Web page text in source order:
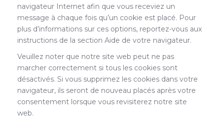
navigateur Internet afin que vous receviez un
message à chaque fois qu’un cookie est placé. Pour
plus d’informations sur ces options, reportez-vous aux
instructions de la section Aide de votre navigateur.
Veuillez noter que notre site web peut ne pas
marcher correctement si tous les cookies sont
désactivés. Si vous supprimez les cookies dans votre
navigateur, ils seront de nouveau placés après votre
consentement lorsque vous revisiterez notre site
web.